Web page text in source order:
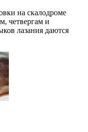
на скалодроме
четвергам и
лазания даются